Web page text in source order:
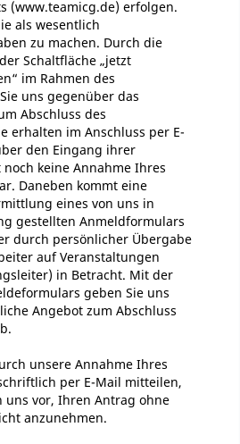
(www.teamicg.de) erfolgen.
als wesentlich
zu machen. Durch die
Schaltfläche „jetzt
im Rahmen des
uns gegenüber das
Abschluss des
erhalten im Anschluss per E-
den Eingang ihrer
keine Annahme Ihres
Daneben kommt eine
eines von uns in
gestellten Anmeldformulars
durch persönlicher Übergabe
auf Veranstaltungen
in Betracht. Mit der
geben Sie uns
Angebot zum Abschluss
unsere Annahme Ihres
per E-Mail mitteilen,
uns vor, Ihren Antrag ohne
anzunehmen.